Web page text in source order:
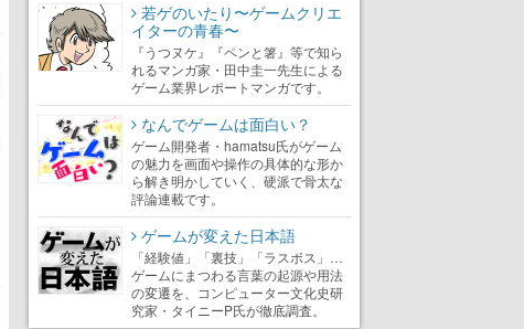
若ゲのいたり〜ゲームクリエ
イターの青春〜
『うつヌケ』『ペンと箸』等で知ら
れるマンガ家・田中圭一先生による
ゲーム業界レポートマンガです。
なんでゲームは面白い？
ゲーム開発者・hamatsu氏がゲーム
の魅力を画面や操作の具体的な形か
ら解き明かしていく、硬派で骨太な
評論連載です。
ゲームが変えた日本語
「経験値」「裏技」「ラスボス」…
ゲームにまつわる言葉の起源や用法
の変遷を、コンピューター文化史研
究家・タイニーP氏が徹底調査。